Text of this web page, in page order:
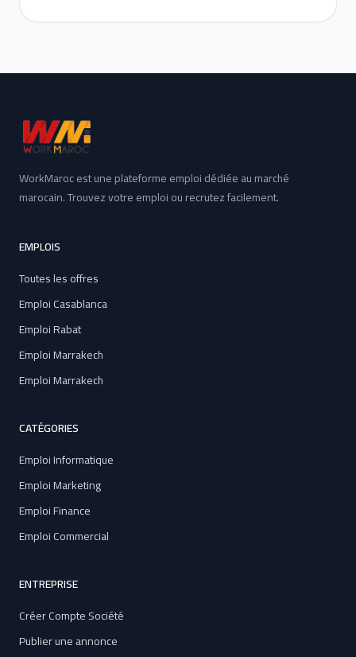
WorkMaroc est une plateforme emploi dédiée au marché
marocain. Trouvez votre emploi ou recrutez facilement.
EMPLOIS
Toutes les offres
Emploi Casablanca
Emploi Rabat
Emploi Marrakech
Emploi Marrakech
CATÉGORIES
Emploi Informatique
Emploi Marketing
Emploi Finance
Emploi Commercial
ENTREPRISE
Créer Compte Société
Publier une annonce